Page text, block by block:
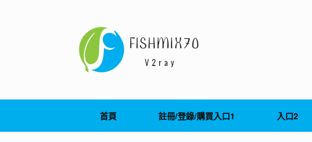
首頁 註冊/登錄/購買入口1 入口2